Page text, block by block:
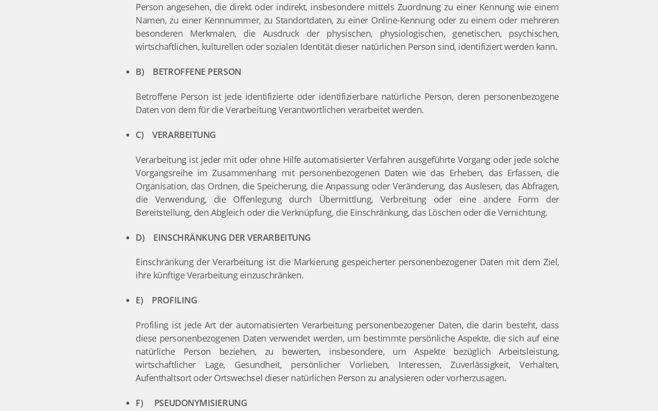
Person angesehen, die direkt oder indirekt, insbesondere mittels Zuordnung zu einer Kennung wie einem
Namen, zu einer Kennnummer, zu Standortdaten, zu einer Online-Kennung oder zu einem oder mehreren
besonderen Merkmalen, die Ausdruck der physischen, physiologischen, genetischen, psychischen,
wirtschaftlichen, kulturellen oder sozialen Identität dieser natürlichen Person sind, identifiziert werden kann.
B) BETROFFENE PERSON
Betroffene Person ist jede identifizierte oder identifizierbare natürliche Person, deren personenbezogene
Daten von dem für die Verarbeitung Verantwortlichen verarbeitet werden.
C) VERARBEITUNG
Verarbeitung ist jeder mit oder ohne Hilfe automatisierter Verfahren ausgeführte Vorgang oder jede solche
Vorgangsreihe im Zusammenhang mit personenbezogenen Daten wie das Erheben, das Erfassen, die
Organisation, das Ordnen, die Speicherung, die Anpassung oder Veränderung, das Auslesen, das Abfragen,
die Verwendung, die Offenlegung durch Übermittlung, Verbreitung oder eine andere Form der
Bereitstellung, den Abgleich oder die Verknüpfung, die Einschränkung, das Löschen oder die Vernichtung.
D) EINSCHRÄNKUNG DER VERARBEITUNG
Einschränkung der Verarbeitung ist die Markierung gespeicherter personenbezogener Daten mit dem Ziel,
ihre künftige Verarbeitung einzuschränken.
E) PROFILING
Profiling ist jede Art der automatisierten Verarbeitung personenbezogener Daten, die darin besteht, dass
diese personenbezogenen Daten verwendet werden, um bestimmte persönliche Aspekte, die sich auf eine
natürliche Person beziehen, zu bewerten, insbesondere, um Aspekte bezüglich Arbeitsleistung,
wirtschaftlicher Lage, Gesundheit, persönlicher Vorlieben, Interessen, Zuverlässigkeit, Verhalten,
Aufenthaltsort oder Ortswechsel dieser natürlichen Person zu analysieren oder vorherzusagen.
F) PSEUDONYMISIERUNG